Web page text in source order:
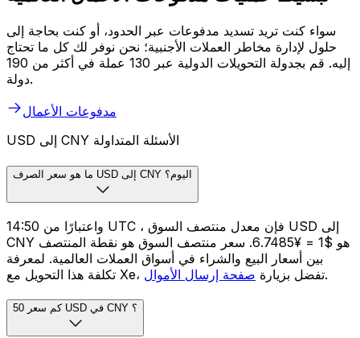
سواء كنت تريد تسديد مدفوعات عبر الحدود، أو كنت بحاجة إلى
حلول لإدارة مخاطر العملات الأجنبية؛ نحن نوفر لك كل ما تحتاج
إليه. قم بجدولة التحويلات الدولية عبر 130 عملة في أكثر من 190
دولة.
مدفوعات الأعمال
USD إلى CNY الأسئلة المتداولة
ما هو سعر الصرف USD إلى CNY اليوم؟
واعتبارًا من 14:50 UTC ، فإن معدل منتصف السوق USD إلى
CNY هو $1 = ¥6.7485. سعر منتصف السوق هو نقطة المنتصف
بين أسعار البيع والشراء في أسواق العملات العالمية. لمعرفة
تكلفة هذا التحويل مع Xe، تفضل بزيارة صفحة إرسال الأموال .
كم سعر 50 USD في CNY ؟